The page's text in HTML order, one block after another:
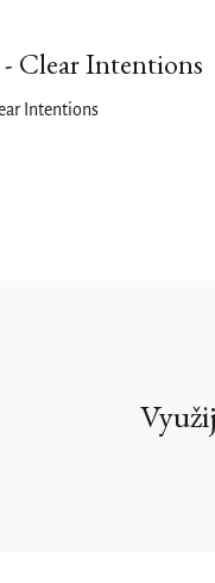
Clear Intentions
Intentions